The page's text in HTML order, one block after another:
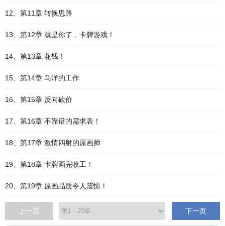
12、第11章 转换思路
13、第12章 就是你了，卡牌游戏！
14、第13章 花钱！
15、第14章 马洋的工作
16、第15章 反向砍价
17、第16章 不靠谱的需求表！
18、第17章 激情四射的原画师
19、第18章 卡牌画完收工！
20、第19章 原画品质令人震惊！
上一页 下一页